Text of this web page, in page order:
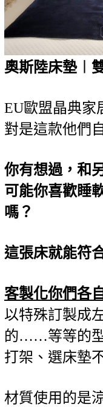
奧斯陸床墊︱
EU歐盟晶典家
對是這款他們
你有想過，和
可能你喜歡睡
嗎？
這張床就能符
客製化你們各
以特殊訂製成
的……等等的
打架、選床墊
材質使用的是